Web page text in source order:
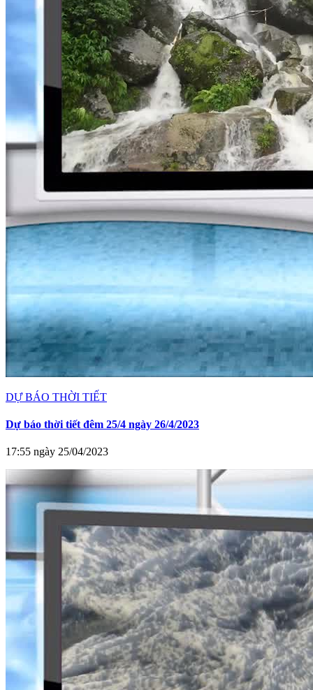
DỰ BÁO THỜI TIẾT
Dự báo thời tiết đêm 25/4 ngày 26/4/2023
17:55 ngày 25/04/2023